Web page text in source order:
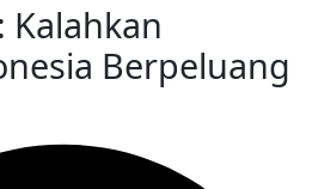
Kalahkan
Berpeluang